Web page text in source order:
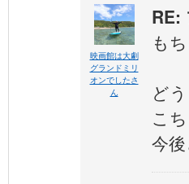
映画館は大劇
グランドミリ
オンでしたさ
ん
RE:
も
ど
こ
今